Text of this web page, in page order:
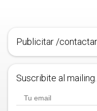
Publicitar /
Suscribite al mailing.